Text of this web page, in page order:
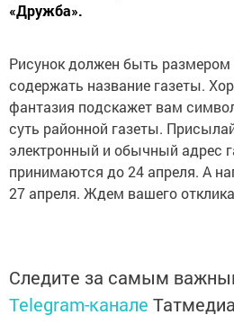
«Дружба».
Рисунок должен быть размером
содержать название газеты.
фантазия подскажет вам
суть районной газеты.
электронный и обычный адрес
принимаются до 24 апреля. А
27 апреля. Ждем вашего
Следите за самым
Telegram-канале Татмедиа